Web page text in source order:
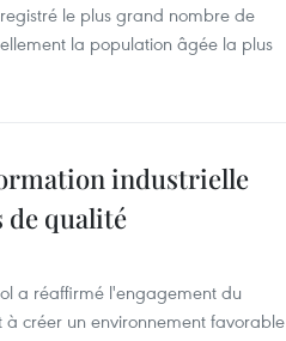
le plus grand nombre de
la population âgée la plus
industrielle
de qualité
a réaffirmé l'engagement du
à créer un environnement favorable